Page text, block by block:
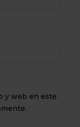
y web en este